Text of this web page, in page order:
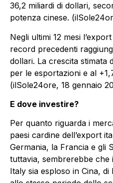
36,2 miliardi di dollari,
potenza cinese.
Negli ultimi 12 mesi
record precedenti
dollari. La crescita stimata
per le esportazioni e al
(ilSole24ore, 18 gennaio
E dove investire?
Per quanto riguarda i
paesi cardine dell’export
Germania, la Francia e gli
tuttavia, sembrerebbe che
Italy sia esploso in Cina,